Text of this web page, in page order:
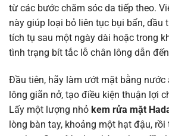
từ các bước chăm sóc da tiếp theo.
này giúp loại bỏ liên tục bụi bẩn, dầu
tích tụ sau một ngày dài hoặc trong
tình trạng bít tắc lỗ chân lông dẫn
Đầu tiên, hãy làm ướt mặt bằng nước
lông giãn nở, tạo điều kiện thuận lợi
Lấy một lượng nhỏ kem rửa mặt
lòng bàn tay, khoảng một hạt đậu,